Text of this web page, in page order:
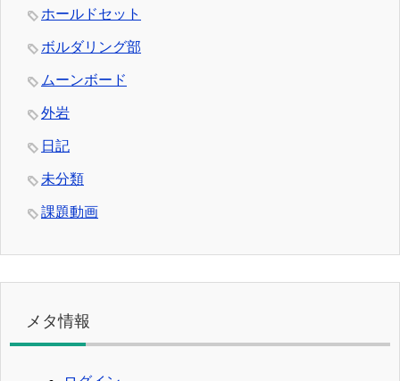
ホールドセット
ボルダリング部
ムーンボード
外岩
日記
未分類
課題動画
メタ情報